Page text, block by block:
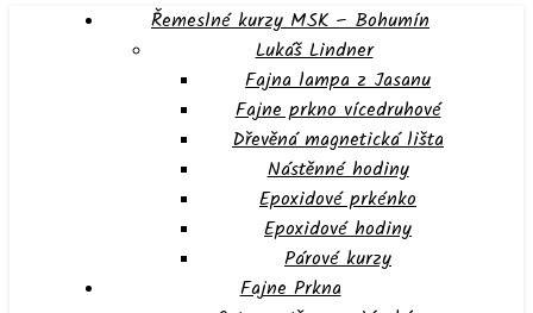
Řemeslné kurzy MSK – Bohumín
Lukáš Lindner
Fajna lampa z Jasanu
Fajne prkno vícedruhové
Dřevěná magnetická lišta
Nástěnné hodiny
Epoxidové prkénko
Epoxidové hodiny
Párové kurzy
Fajne Prkna